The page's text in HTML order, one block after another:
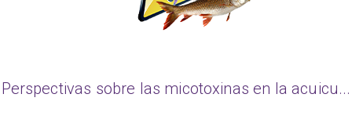
Perspectivas sobre las micotoxinas en la acuicu...